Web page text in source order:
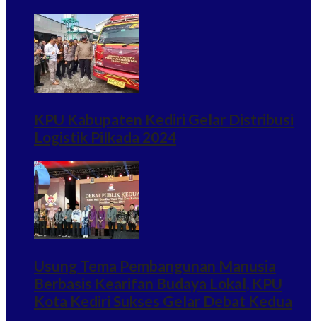
KPU Kabupaten Kediri Gelar Distribusi
Logistik Pilkada 2024
Usung Tema Pembangunan Manusia
Berbasis Kearifan Budaya Lokal, KPU
Kota Kediri Sukses Gelar Debat Kedua